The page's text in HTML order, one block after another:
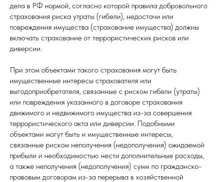
дела в РФ нормой, согласно которой правила добровольного
страхования риска утраты (гибели), недостачи или
повреждения имущества (страхование имущества) должны
включать страхование от террористических рисков или
диверсии.
При этом объектами такого страхования могут быть
имущественные интересы страхователя или
выгодоприобретателя, связанные с риском гибели (утраты)
или повреждения указанного в договоре страхования
движимого и недвижимого имущества из-за совершения
террористического акта или диверсии. Подобными
объектами могут быть и имущественные интересы,
связанные риском неполучения (недополучения) ожидаемой
прибыли и необходимостью нести дополнительные расходы,
а также неполучения (недополучения) сумм по гражданско-
правовым договорам из-за перерыва в хозяйственной